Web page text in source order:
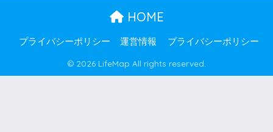
HOME
プライバシーポリシー 運営情報 プライバシーポリシー
© 2026 LifeMap All rights reserved.